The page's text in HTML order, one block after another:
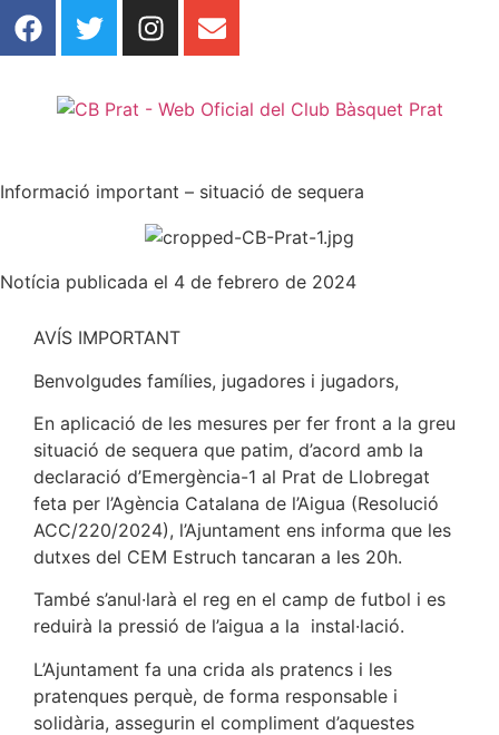
Informació important – situació de sequera
Notícia publicada el 4 de febrero de 2024
AVÍS IMPORTANT
Benvolgudes famílies, jugadores i jugadors,
En aplicació de les mesures per fer front a la greu
situació de sequera que patim, d’acord amb la
declaració d’Emergència-1 al Prat de Llobregat
feta per l’Agència Catalana de l’Aigua (Resolució
ACC/220/2024), l’Ajuntament ens informa que les
dutxes del CEM Estruch tancaran a les 20h.
També s’anul·larà el reg en el camp de futbol i es
reduirà la pressió de l’aigua a la instal·lació.
L’Ajuntament fa una crida als pratencs i les
pratenques perquè, de forma responsable i
solidària, assegurin el compliment d’aquestes